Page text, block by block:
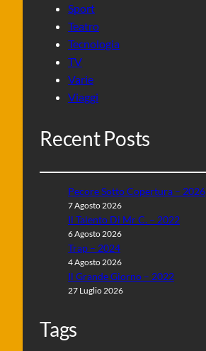
Sport
Teatro
Tecnologia
TV
Varie
Viaggi
Recent Posts
Pecore Sotto Copertura – 2026
7 Agosto 2026
Il Talento Di Mr C. – 2022
6 Agosto 2026
Trap – 2024
4 Agosto 2026
Il Grande Giorno – 2022
27 Luglio 2026
Tags